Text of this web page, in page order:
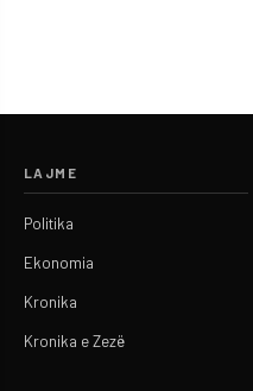
LAJME
Politika
Ekonomia
Kronika
Kronika e Zezë